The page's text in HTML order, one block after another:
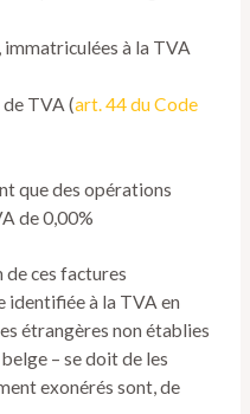
à la TVA
TVA (art. 44 du Code
que des opérations
de 0,00%
de ces factures
à la TVA en
étrangères non établies
– se doit de les
exonérés sont, de